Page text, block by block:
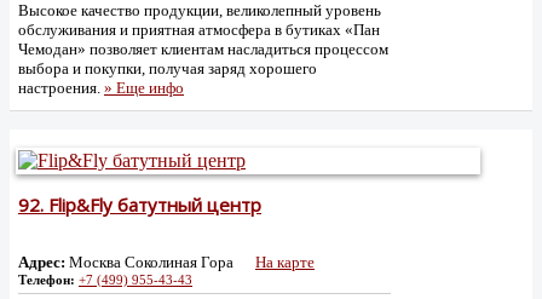
Высокое качество продукции, великолепный уровень
обслуживания и приятная атмосфера в бутиках «Пан
Чемодан» позволяет клиентам насладиться процессом
выбора и покупки, получая заряд хорошего
настроения. » Еще инфо
92. Flip&Fly батутный центр
Адрес: Москва Соколиная Гора На карте
Телефон: +7 (499) 955-43-43